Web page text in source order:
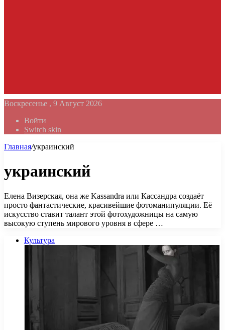
Воскресенье , 9 Август 2026
Войти
Switch skin
Главная/украинский
украинский
Елена Визерская, она же Kassandra или Кассандра создаёт
просто фантастические, красивейшие фотоманипуляции. Её
искусство ставит талант этой фотохудожницы на самую
высокую ступень мирового уровня в сфере …
Культура